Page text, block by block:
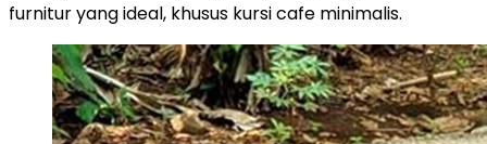
furnitur yang ideal, khusus kursi cafe minimalis.